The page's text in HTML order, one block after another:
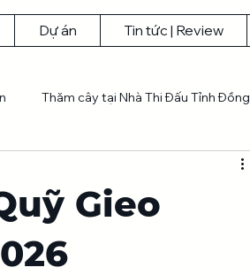
Dự án Tin tức | Review
Thăm cây tại Nhà Thi Đấu Tỉnh Đồng
Gieo